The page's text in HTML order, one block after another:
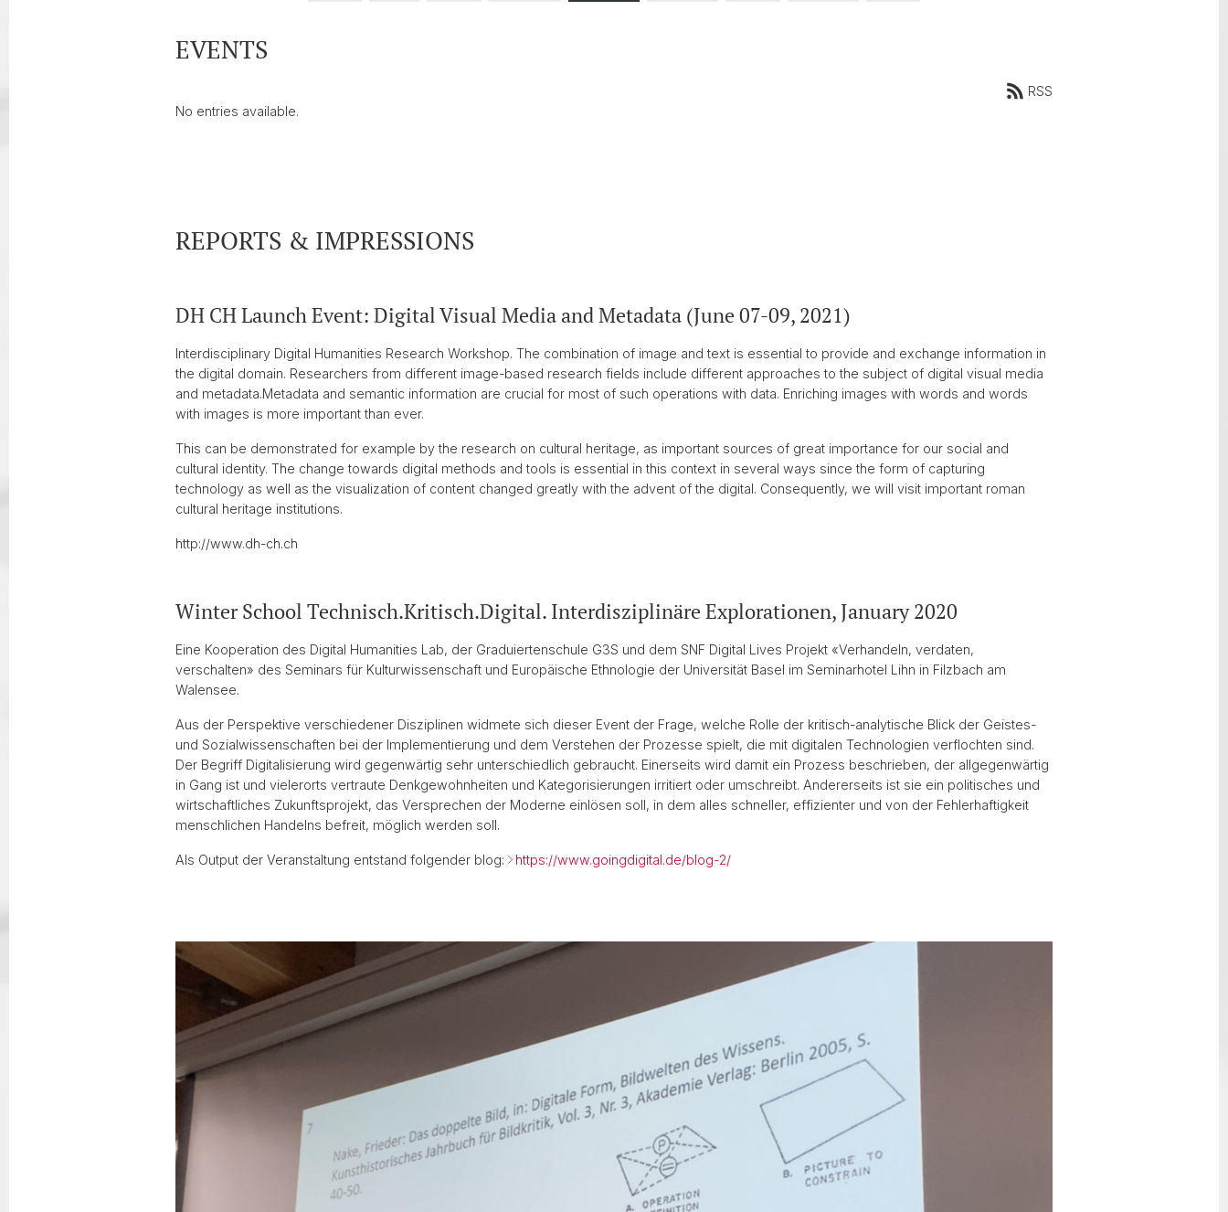
EVENTS
RSS
No entries available.
REPORTS & IMPRESSIONS
DH CH Launch Event: Digital Visual Media and Metadata (June 07-09, 2021)
Interdisciplinary Digital Humanities Research Workshop. The combination of image and text is essential to provide and exchange information in
the digital domain. Researchers from different image-based research fields include different approaches to the subject of digital visual media
and metadata.Metadata and semantic information are crucial for most of such operations with data. Enriching images with words and words
with images is more important than ever.
This can be demonstrated for example by the research on cultural heritage, as important sources of great importance for our social and
cultural identity. The change towards digital methods and tools is essential in this context in several ways since the form of capturing
technology as well as the visualization of content changed greatly with the advent of the digital. Consequently, we will visit important roman
cultural heritage institutions.
http://www.dh-ch.ch
Winter School Technisch.Kritisch.Digital. Interdisziplinäre Explorationen, January 2020
Eine Kooperation des Digital Humanities Lab, der Graduiertenschule G3S und dem SNF Digital Lives Projekt «Verhandeln, verdaten,
verschalten» des Seminars für Kulturwissenschaft und Europäische Ethnologie der Universität Basel im Seminarhotel Lihn in Filzbach am
Walensee.
Aus der Perspektive verschiedener Disziplinen widmete sich dieser Event der Frage, welche Rolle der kritisch-analytische Blick der Geistes-
und Sozialwissenschaften bei der Implementierung und dem Verstehen der Prozesse spielt, die mit digitalen Technologien verflochten sind.
Der Begriff Digitalisierung wird gegenwärtig sehr unterschiedlich gebraucht. Einerseits wird damit ein Prozess beschrieben, der allgegenwärtig
in Gang ist und vielerorts vertraute Denkgewohnheiten und Kategorisierungen irritiert oder umschreibt. Andererseits ist sie ein politisches und
wirtschaftliches Zukunftsprojekt, das Versprechen der Moderne einlösen soll, in dem alles schneller, effizienter und von der Fehlerhaftigkeit
menschlichen Handelns befreit, möglich werden soll.
Als Output der Veranstaltung entstand folgender blog: https://www.goingdigital.de/blog-2/